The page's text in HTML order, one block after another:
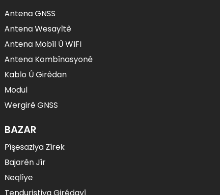
Antena GNSS
Antena Wesayîtê
Antena Mobîl Û WIFI
Antena Kombînasyonê
Kablo Û Girêdan
Modul
Wergirê GNSS
BAZAR
Pîşesaziya Zîrek
Bajarên Jîr
Neqlîye
Tenduristiya Girêdayî